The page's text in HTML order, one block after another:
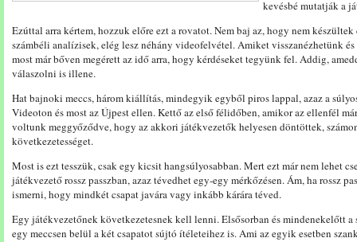
kevésbé mutatják a
Ezúttal arra kértem, hozzuk előre ezt a rovatot. Nem baj az, hogy nem
számbéli analízisek, elég lesz néhány videofelvétel. Amiket visszanézhetünk
most már bőven megérett az idő arra, hogy kérdéseket tegyünk fel. Addig,
válaszolni is illene.
Hat bajnoki meccs, három kiállítás, mindegyik egyből piros lappal, azaz a
Videoton és most az Újpest ellen. Kettő az első félidőben, amikor az ellenfél
voltunk meggyőződve, hogy az akkori játékvezetők helyesen döntöttek,
következetességet.
Most is ezt tesszük, csak egy kicsit hangsúlyosabban. Mert ezt már nem lehet
játékvezető rossz passzban, azaz tévedhet egy-egy mérkőzésen. Ám, ha rossz
ismerni, hogy mindkét csapat javára vagy inkább kárára téved.
Egy játékvezetőnek következetesnek kell lenni. Elsősorban és mindenekelőtt
egy meccsen belül a két csapatot sújtó ítéleteihez is. Ami az egyik esetben